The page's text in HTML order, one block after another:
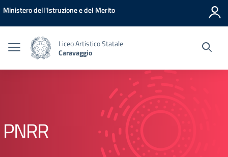
Vai ai contenuti
Vai al menu di navigazione
Vai al footer
Ministero dell'Istruzione e del Merito
Liceo Artistico Statale
Caravaggio
PNRR